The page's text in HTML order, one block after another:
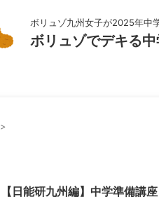
ボリュゾ九州女子が2025年中
ボリュゾでデキる
>
【日能研九州編】中学準備講